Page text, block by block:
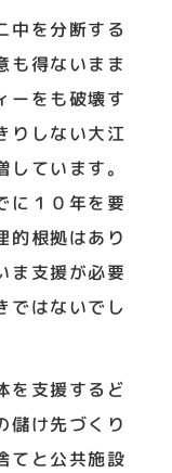
中を分断する
も得ないまま
ーをも破壊す
りしない大江
ています。
に１０年を要
的根拠はあり
ま支援が必要
ではないでし
を支援するど
儲け先づくり
てと公共施設